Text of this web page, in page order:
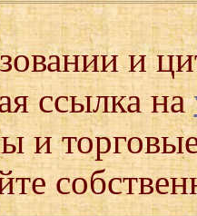
и
ссылка на
и